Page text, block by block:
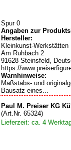
Spur 0
Angaben zur
Hersteller:
Kleinkunst-
Am Ruhbach 2
91628 Steinsfeld,
https://
Warnhinweise:
Maßstabs- und
Bausatz eines...
Paul M. Preiser KG
(Art.Nr. 65324)
Lieferzeit: ca. 4